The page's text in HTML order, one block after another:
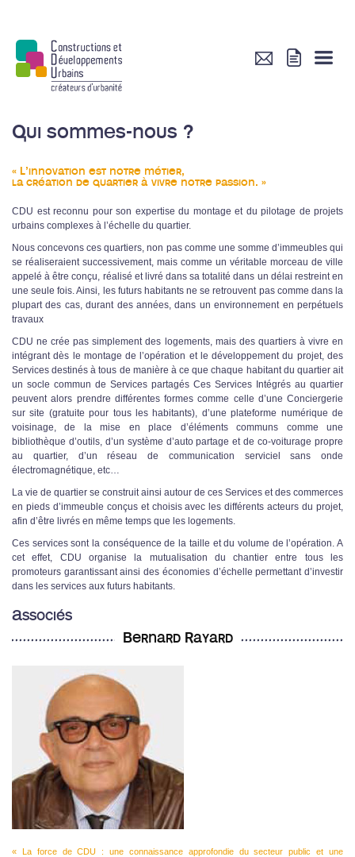
Qui sommes-nous ?
« L’innovation est notre métier,
la création de quartier à vivre notre passion. »
CDU est reconnu pour son expertise du montage et du pilotage de projets
urbains complexes à l’échelle du quartier.
Nous concevons ces quartiers, non pas comme une somme d’immeubles qui
se réaliseraient successivement, mais comme un véritable morceau de ville
appelé à être conçu, réalisé et livré dans sa totalité dans un délai restreint en
une seule fois. Ainsi, les futurs habitants ne se retrouvent pas comme dans la
plupart des cas, durant des années, dans un environnement en perpétuels
travaux
CDU ne crée pas simplement des logements, mais des quartiers à vivre en
intégrant dès le montage de l’opération et le développement du projet, des
Services destinés à tous de manière à ce que chaque habitant du quartier ait
un socle commun de Services partagés Ces Services Intégrés au quartier
peuvent alors prendre différentes formes comme celle d’une Conciergerie
sur site (gratuite pour tous les habitants), d’une plateforme numérique de
voisinage, de la mise en place d’éléments communs comme une
bibliothèque d’outils, d’un système d’auto partage et de co-voiturage propre
au quartier, d’un réseau de communication serviciel sans onde
électromagnétique, etc…
La vie de quartier se construit ainsi autour de ces Services et des commerces
en pieds d’immeuble conçus et choisis avec les différents acteurs du projet,
afin d’être livrés en même temps que les logements.
Ces services sont la conséquence de la taille et du volume de l’opération. A
cet effet, CDU organise la mutualisation du chantier entre tous les
promoteurs garantissant ainsi des économies d’échelle permettant d’investir
dans les services aux futurs habitants.
Associés
Bernard Rayard
« La force de CDU : une connaissance approfondie du secteur public et une